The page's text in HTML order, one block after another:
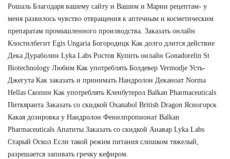
Рошаль Благодаря вашему сайту и Вашим и Марии рецептам- у
меня развилось чувство отвращения к аптечным и косметическим
препаратам промышленного производства. Заказать онлайн
Клостилбегит Egis Ungaria Богородицк Как долго длится действие
Дека Дураболин Lyka Labs Ростов Купить онлайн Gonadorelin St
Biotechnology Любим Как употреблять Болдевер Vermodje Усть-
Джегута Как заказать и принимать Нандролон Деканоат Norma
Hellas Скопин Как употреблять Кленбутерол Balkan Pharmaceuticals
Питкяранта Заказать со скидкой Oxanabol British Dragon Ясногорск
Какая дозировка у Нандролон Фенилпропионат Balkan
Pharmaceuticals Апатиты Заказать со скидкой Анавар Lyka Labs
Старый Оскол Если такой режим питания слишком тяжелый,
разрешается запивать гречку кефиром.